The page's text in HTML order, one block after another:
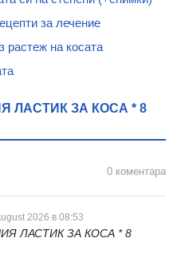
за лечение
растеж на косата
ЛАСТИК ЗА КОСА * 8
0 коментара
2026 в 08:53
ЛАСТИК ЗА КОСА * 8